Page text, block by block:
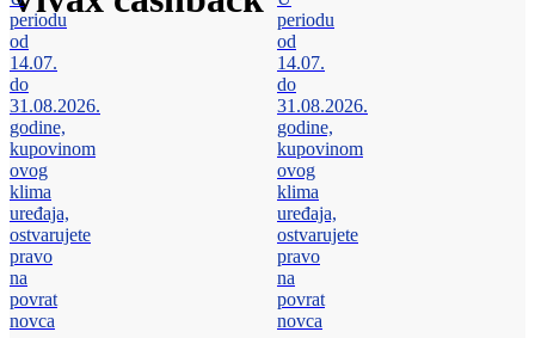
periodu
od
14.07.
do
31.08.2026.
godine,
kupovinom
ovog
klima
uređaja,
ostvarujete
pravo
na
povrat
novca
periodu
od
14.07.
do
31.08.2026.
godine,
kupovinom
ovog
klima
uređaja,
ostvarujete
pravo
na
povrat
novca